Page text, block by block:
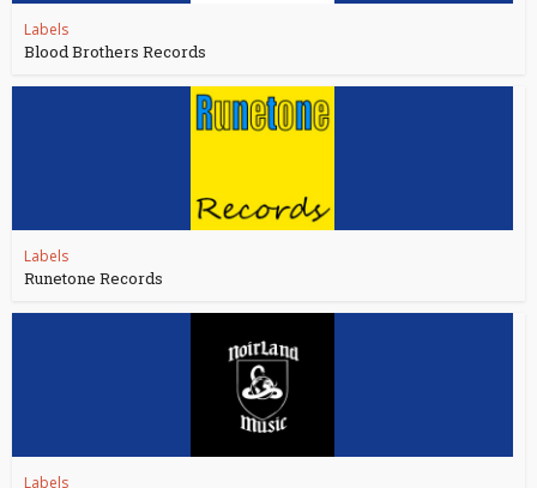
Labels
Blood Brothers Records
Labels
Runetone Records
Labels